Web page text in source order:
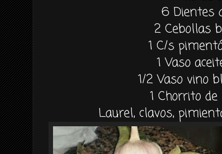
6 Dientes
2 Cebollas
1 C/s
1 Vaso
1/2 Vaso vino
1 Chorrito
Laurel, clavos,